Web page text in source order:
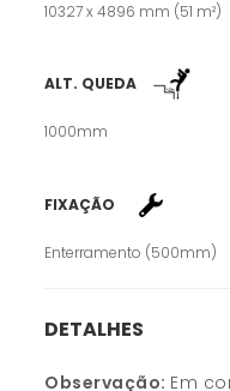
10327 x 4896 mm (51 m²)
ALT. QUEDA
1000mm
FIXAÇÃO
Enterramento (500mm)
DETALHES
Observação: Em